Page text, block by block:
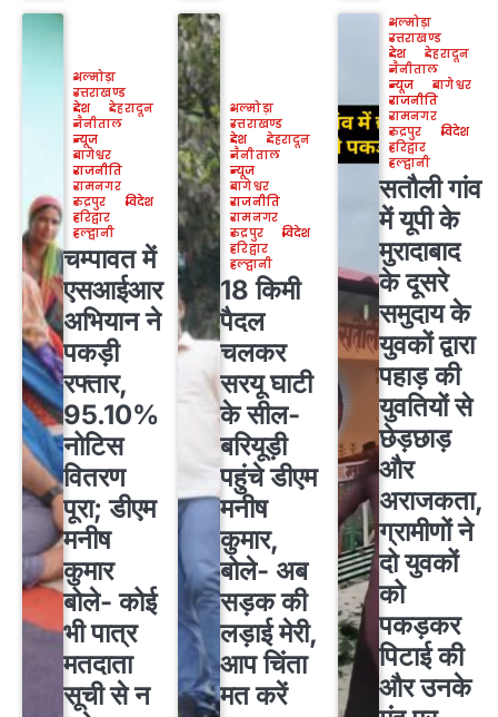
अल्मोड़ा
उत्तराखण्ड
देश
देहरादून
नैनीताल
न्यूज
बागेश्वर
राजनीति
रामनगर
रुद्रपुर
विदेश
हरिद्वार
हल्द्वानी
चम्पावत में
एसआईआर
अभियान ने
पकड़ी
रफ्तार,
95.10%
नोटिस
वितरण
पूरा; डीएम
मनीष
कुमार
बोले- कोई
भी पात्र
मतदाता
सूची से न
अल्मोड़ा
उत्तराखण्ड
देश
देहरादून
नैनीताल
न्यूज
बागेश्वर
राजनीति
रामनगर
रुद्रपुर
विदेश
हरिद्वार
हल्द्वानी
18 किमी
पैदल
चलकर
सरयू घाटी
के सील-
बरियूड़ी
पहुंचे डीएम
मनीष
कुमार,
बोले- अब
सड़क की
लड़ाई मेरी,
आप चिंता
मत करें
अल्मोड़ा
उत्तराखण्ड
देश
देहरादून
नैनीताल
न्यूज
बागेश्वर
राजनीति
रामनगर
रुद्रपुर
विदेश
हरिद्वार
हल्द्वानी
सतौली गांव
में यूपी के
मुरादाबाद
के दूसरे
समुदाय के
युवकों द्वारा
पहाड़ की
युवतियों से
छेड़छाड़
और
अराजकता,
ग्रामीणों ने
दो युवकों
को
पकड़कर
पिटाई की
और उनके